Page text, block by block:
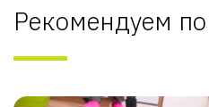
Рекомендуем